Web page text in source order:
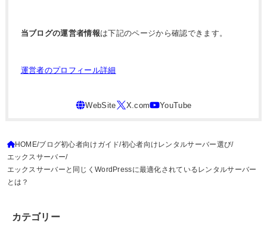
当ブログの運営者情報は下記のページから確認できます。
運営者のプロフィール詳細
HOME ブログ初心者向けガイド 初心者向けレンタルサーバー選び
エックスサーバー
エックスサーバーと同じくWordPressに最適化されているレンタルサーバー
とは？
カテゴリー